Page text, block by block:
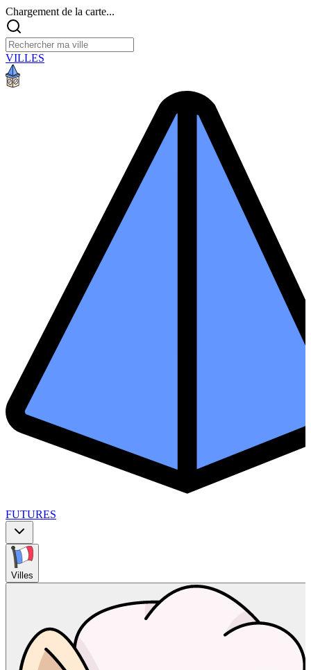
Chargement de la carte...
VILLES
FUTURES
Villes